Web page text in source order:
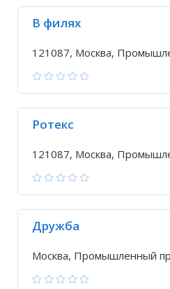
В филях
121087, Москва,
Ротекс
121087, Москва,
Дружба
Москва, Промышленный